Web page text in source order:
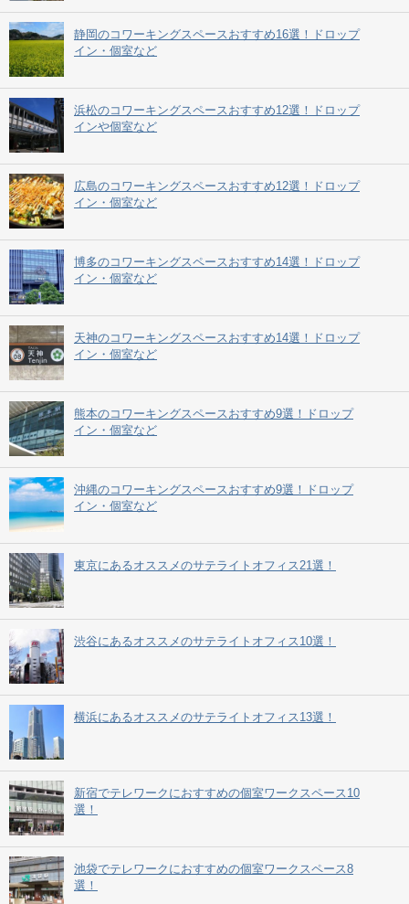
静岡のコワーキングスペースおすすめ16選！ドロップ
イン・個室など
浜松のコワーキングスペースおすすめ12選！ドロップ
インや個室など
広島のコワーキングスペースおすすめ12選！ドロップ
イン・個室など
博多のコワーキングスペースおすすめ14選！ドロップ
イン・個室など
天神のコワーキングスペースおすすめ14選！ドロップ
イン・個室など
熊本のコワーキングスペースおすすめ9選！ドロップ
イン・個室など
沖縄のコワーキングスペースおすすめ9選！ドロップ
イン・個室など
東京にあるオススメのサテライトオフィス21選！
渋谷にあるオススメのサテライトオフィス10選！
横浜にあるオススメのサテライトオフィス13選！
新宿でテレワークにおすすめの個室ワークスペース10
選！
池袋でテレワークにおすすめの個室ワークスペース8
選！